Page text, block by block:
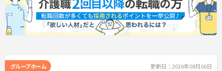
グループホーム 更新日：2026年08月06日